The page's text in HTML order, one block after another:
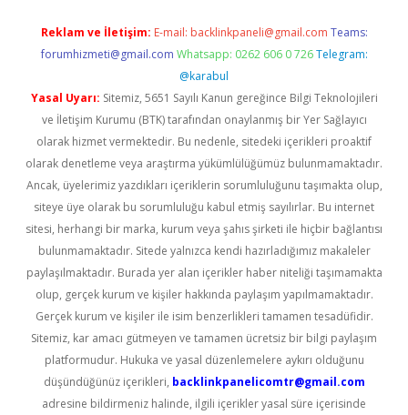
Reklam ve İletişim: E-mail: backlinkpaneli@gmail.com Teams:
forumhizmeti@gmail.com Whatsapp: 0262 606 0 726 Telegram:
@karabul
Yasal Uyarı: Sitemiz, 5651 Sayılı Kanun gereğince Bilgi Teknolojileri
ve İletişim Kurumu (BTK) tarafından onaylanmış bir Yer Sağlayıcı
olarak hizmet vermektedir. Bu nedenle, sitedeki içerikleri proaktif
olarak denetleme veya araştırma yükümlülüğümüz bulunmamaktadır.
Ancak, üyelerimiz yazdıkları içeriklerin sorumluluğunu taşımakta olup,
siteye üye olarak bu sorumluluğu kabul etmiş sayılırlar. Bu internet
sitesi, herhangi bir marka, kurum veya şahıs şirketi ile hiçbir bağlantısı
bulunmamaktadır. Sitede yalnızca kendi hazırladığımız makaleler
paylaşılmaktadır. Burada yer alan içerikler haber niteliği taşımamakta
olup, gerçek kurum ve kişiler hakkında paylaşım yapılmamaktadır.
Gerçek kurum ve kişiler ile isim benzerlikleri tamamen tesadüfidir.
Sitemiz, kar amacı gütmeyen ve tamamen ücretsiz bir bilgi paylaşım
platformudur. Hukuka ve yasal düzenlemelere aykırı olduğunu
düşündüğünüz içerikleri, backlinkpanelicomtr@gmail.com
adresine bildirmeniz halinde, ilgili içerikler yasal süre içerisinde